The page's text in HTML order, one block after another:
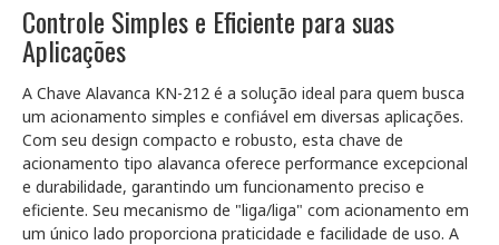
Controle Simples e Eficiente para suas
Aplicações
A Chave Alavanca KN-212 é a solução ideal para quem busca
um acionamento simples e confiável em diversas aplicações.
Com seu design compacto e robusto, esta chave de
acionamento tipo alavanca oferece performance excepcional
e durabilidade, garantindo um funcionamento preciso e
eficiente. Seu mecanismo de "liga/liga" com acionamento em
um único lado proporciona praticidade e facilidade de uso. A